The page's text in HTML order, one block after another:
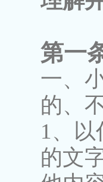
第一
一、
的、
1、
的文